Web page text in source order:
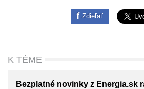
Zdieľať
K TÉME
Bezplatné novinky z Energia.sk